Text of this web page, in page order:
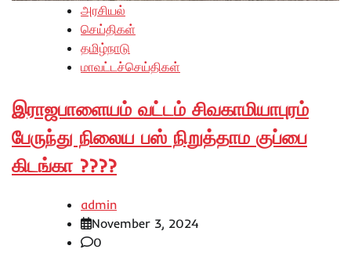
அரசியல்
செய்திகள்
தமிழ்நாடு
மாவட்டச்செய்திகள்
இராஜபாளையம் வட்டம் சிவகாமியாபுரம்
பேருந்து நிலைய பஸ் நிறுத்தாம குப்பை
கிடங்கா ????
admin
November 3, 2024
0